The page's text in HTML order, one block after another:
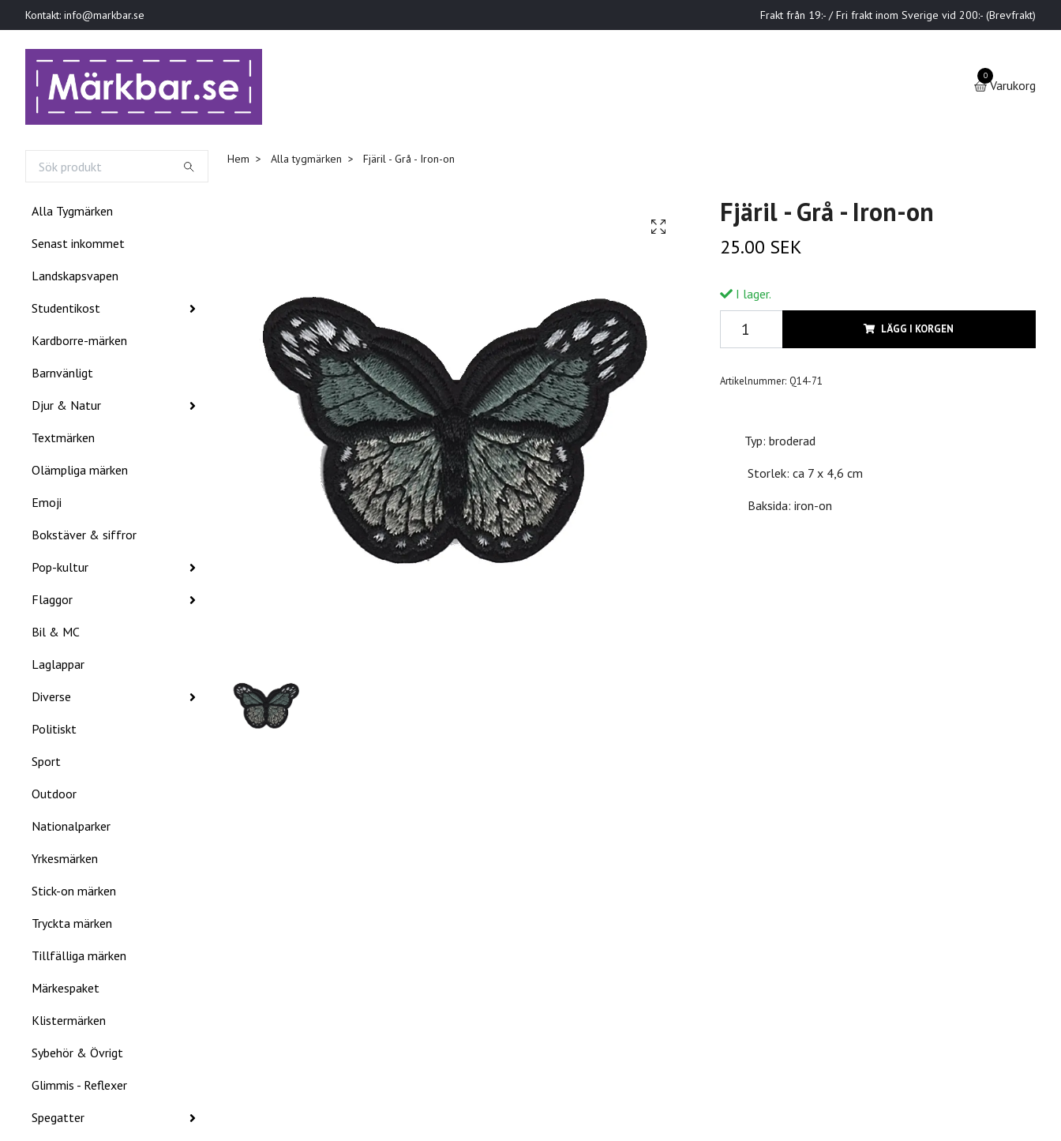
Kontakt: info@markbar.se Frakt från 19:- / Fri frakt inom Sverige vid 200:- (Brevfrakt)
0
Varukorg
Alla Tygmärken
Senast inkommet
Landskapsvapen
Studentikost
Kardborre-märken
Barnvänligt
Djur & Natur
Textmärken
Olämpliga märken
Emoji
Bokstäver & siffror
Pop-kultur
Flaggor
Bil & MC
Laglappar
Diverse
Politiskt
Sport
Outdoor
Nationalparker
Yrkesmärken
Stick-on märken
Tryckta märken
Tillfälliga märken
Märkespaket
Klistermärken
Sybehör & Övrigt
Glimmis - Reflexer
Spegatter
Hem Alla tygmärken Fjäril - Grå - Iron-on
Fjäril - Grå - Iron-on
25.00 SEK
I lager.
LÄGG I KORGEN
Artikelnummer: Q14-71
Typ: broderad
Storlek: ca 7 x 4,6 cm
Baksida: iron-on